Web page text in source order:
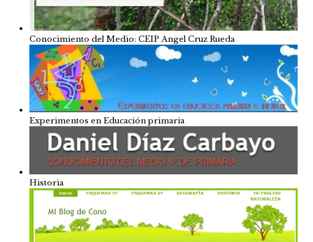
Conocimiento del Medio: CEIP Angel Cruz Rueda
Experimentos en Educación primaria
Historia